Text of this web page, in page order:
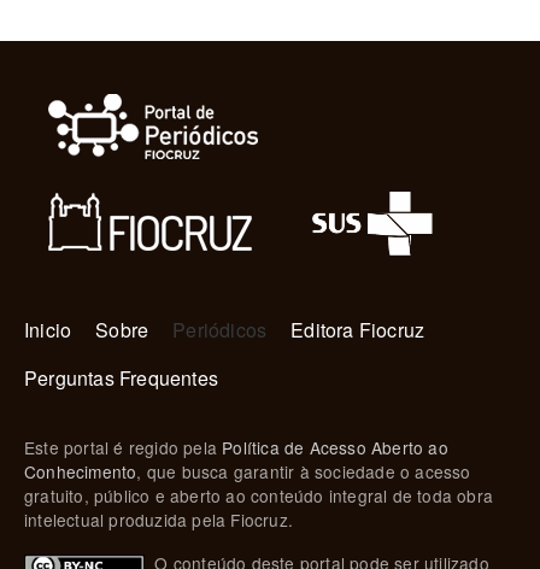
Navegação principal
Inicio Sobre Periódicos
Editora Fiocruz
Perguntas Frequentes
Este portal é regido pela Política de Acesso Aberto ao
Conhecimento, que busca garantir à sociedade o acesso
gratuito, público e aberto ao conteúdo integral de toda obra
intelectual produzida pela Fiocruz.
O conteúdo deste portal pode ser utilizado